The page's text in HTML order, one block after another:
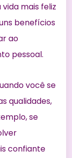
mais feliz
benefícios
ao
pessoal.
você se
qualidades,
se
confiante